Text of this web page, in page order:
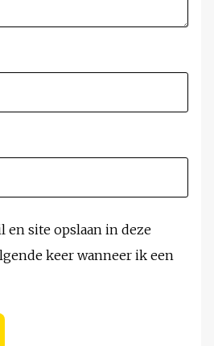
en site opslaan in deze
keer wanneer ik een